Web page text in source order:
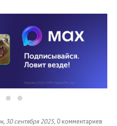
30 сентября 2025, 0 комментариев